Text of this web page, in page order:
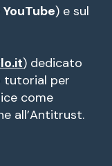
YouTube) e sul
) dedicato
tutorial per
come
all’Antitrust.